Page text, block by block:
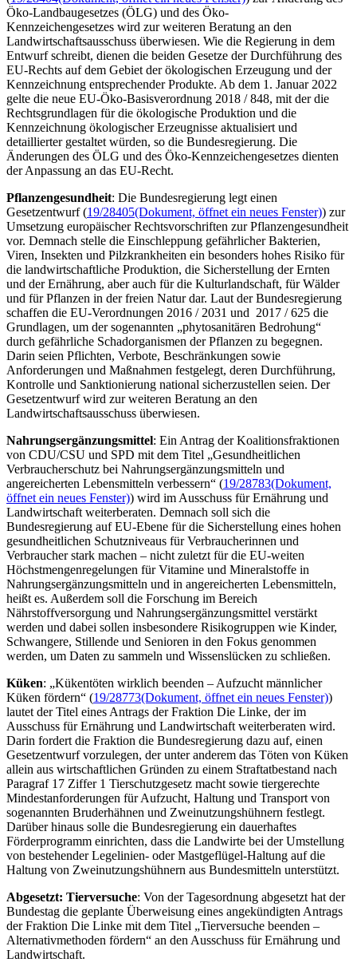
Öko-Landbaugesetzes (ÖLG) und des Öko-
Kennzeichengesetzes wird zur weiteren Beratung an den
Landwirtschaftsausschuss überwiesen. Wie die Regierung in dem
Entwurf schreibt, dienen die beiden Gesetze der Durchführung des
EU-Rechts auf dem Gebiet der ökologischen Erzeugung und der
Kennzeichnung entsprechender Produkte. Ab dem 1. Januar 2022
gelte die neue EU-Öko-Basisverordnung 2018 / 848, mit der die
Rechtsgrundlagen für die ökologische Produktion und die
Kennzeichnung ökologischer Erzeugnisse aktualisiert und
detaillierter gestaltet würden, so die Bundesregierung. Die
Änderungen des ÖLG und des Öko-Kennzeichengesetzes dienten
der Anpassung an das EU-Recht.
Pflanzengesundheit: Die Bundesregierung legt einen
Gesetzentwurf (19/28405(Dokument, öffnet ein neues Fenster)) zur
Umsetzung europäischer Rechtsvorschriften zur Pflanzengesundheit
vor. Demnach stelle die Einschleppung gefährlicher Bakterien,
Viren, Insekten und Pilzkrankheiten ein besonders hohes Risiko für
die landwirtschaftliche Produktion, die Sicherstellung der Ernten
und der Ernährung, aber auch für die Kulturlandschaft, für Wälder
und für Pflanzen in der freien Natur dar. Laut der Bundesregierung
schaffen die EU-Verordnungen 2016 / 2031 und 2017 / 625 die
Grundlagen, um der sogenannten „phytosanitären Bedrohung“
durch gefährliche Schadorganismen der Pflanzen zu begegnen.
Darin seien Pflichten, Verbote, Beschränkungen sowie
Anforderungen und Maßnahmen festgelegt, deren Durchführung,
Kontrolle und Sanktionierung national sicherzustellen seien. Der
Gesetzentwurf wird zur weiteren Beratung an den
Landwirtschaftsausschuss überwiesen.
Nahrungsergänzungsmittel: Ein Antrag der Koalitionsfraktionen
von CDU/CSU und SPD mit dem Titel „Gesundheitlichen
Verbraucherschutz bei Nahrungsergänzungsmitteln und
angereicherten Lebensmitteln verbessern“ (19/28783(Dokument,
öffnet ein neues Fenster)) wird im Ausschuss für Ernährung und
Landwirtschaft weiterberaten. Demnach soll sich die
Bundesregierung auf EU-Ebene für die Sicherstellung eines hohen
gesundheitlichen Schutzniveaus für Verbraucherinnen und
Verbraucher stark machen – nicht zuletzt für die EU-weiten
Höchstmengenregelungen für Vitamine und Mineralstoffe in
Nahrungsergänzungsmitteln und in angereicherten Lebensmitteln,
heißt es. Außerdem soll die Forschung im Bereich
Nährstoffversorgung und Nahrungsergänzungsmittel verstärkt
werden und dabei sollen insbesondere Risikogruppen wie Kinder,
Schwangere, Stillende und Senioren in den Fokus genommen
werden, um Daten zu sammeln und Wissenslücken zu schließen.
Küken: „Kükentöten wirklich beenden – Aufzucht männlicher
Küken fördern“ (19/28773(Dokument, öffnet ein neues Fenster))
lautet der Titel eines Antrags der Fraktion Die Linke, der im
Ausschuss für Ernährung und Landwirtschaft weiterberaten wird.
Darin fordert die Fraktion die Bundesregierung dazu auf, einen
Gesetzentwurf vorzulegen, der unter anderem das Töten von Küken
allein aus wirtschaftlichen Gründen zu einem Straftatbestand nach
Paragraf 17 Ziffer 1 Tierschutzgesetz macht sowie tiergerechte
Mindestanforderungen für Aufzucht, Haltung und Transport von
sogenannten Bruderhähnen und Zweinutzungshühnern festlegt.
Darüber hinaus solle die Bundesregierung ein dauerhaftes
Förderprogramm einrichten, dass die Landwirte bei der Umstellung
von bestehender Legelinien- oder Mastgeflügel-Haltung auf die
Haltung von Zweinutzungshühnern aus Bundesmitteln unterstützt.
Abgesetzt: Tierversuche: Von der Tagesordnung abgesetzt hat der
Bundestag die geplante Überweisung eines angekündigten Antrags
der Fraktion Die Linke mit dem Titel „Tierversuche beenden –
Alternativmethoden fördern“ an den Ausschuss für Ernährung und
Landwirtschaft.